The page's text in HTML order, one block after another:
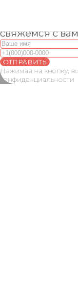
свяжемся с
ОТПРАВИТЬ
Нажимая на кнопку,
конфиденциальности